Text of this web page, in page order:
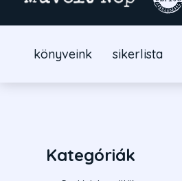
könyveink sikerlista
Kategóriák